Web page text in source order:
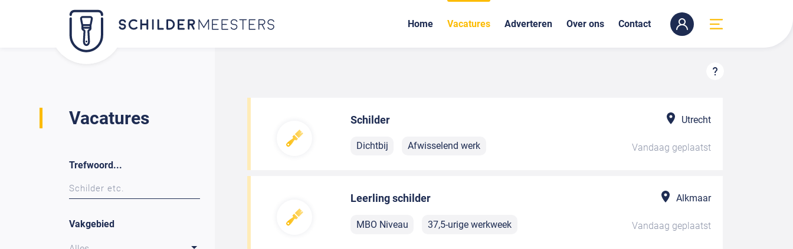
Home Vacatures Adverteren Over ons Contact
Vacatures
Trefwoord...
Vakgebied
Schilder Utrecht
Dichtbij Afwisselend werk Vandaag geplaatst
Leerling schilder Alkmaar
MBO Niveau 37,5-urige werkweek Vandaag geplaatst